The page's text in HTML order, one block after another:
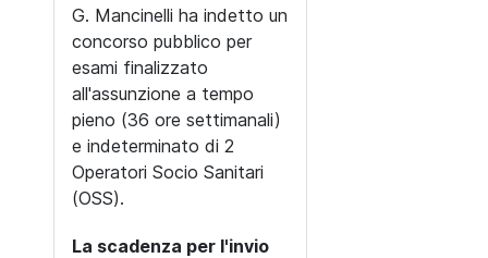
G. Mancinelli ha indetto un
concorso pubblico per
esami finalizzato
all'assunzione a tempo
pieno (36 ore settimanali)
e indeterminato di 2
Operatori Socio Sanitari
(OSS).
La scadenza per l'invio